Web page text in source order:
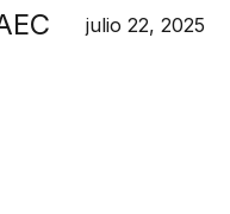
julio 22, 2025